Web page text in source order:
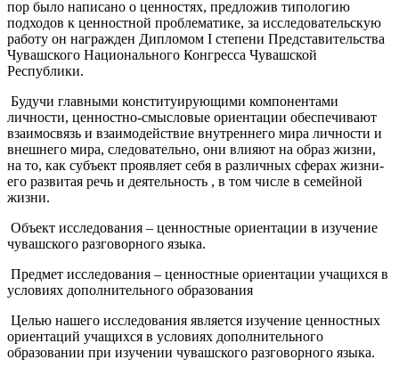
пор было написано о ценностях, предложив типологию
подходов к ценностной проблематике, за исследовательскую
работу он награжден Дипломом I степени Представительства
Чувашского Национального Конгресса Чувашской
Республики.
Будучи главными конституирующими компонентами
личности, ценностно-смысловые ориентации обеспечивают
взаимосвязь и взаимодействие внутреннего мира личности и
внешнего мира, следовательно, они влияют на образ жизни,
на то, как субъект проявляет себя в различных сферах жизни-
его развитая речь и деятельность , в том числе в семейной
жизни.
Объект исследования – ценностные ориентации в изучение
чувашского разговорного языка.
Предмет исследования – ценностные ориентации учащихся в
условиях дополнительного образования
Целью нашего исследования является изучение ценностных
ориентаций учащихся в условиях дополнительного
образовании при изучении чувашского разговорного языка.